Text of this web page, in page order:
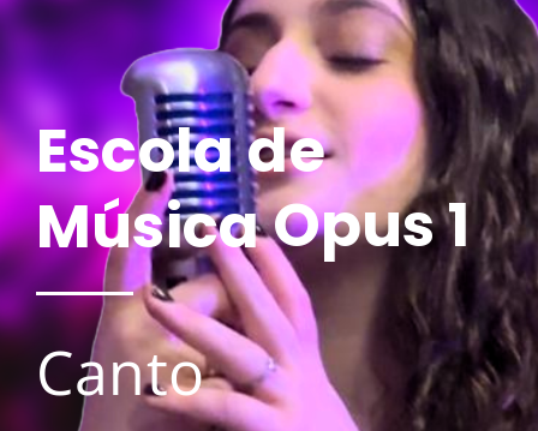
Escola de
MúsicaOpus 1
Canto